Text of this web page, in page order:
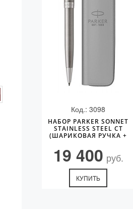
Код.: 3098
НАБОР PARKER SONNET
STAINLESS STEEL CT
(ШАРИКОВАЯ РУЧКА +
19 400 руб.
КУПИТЬ